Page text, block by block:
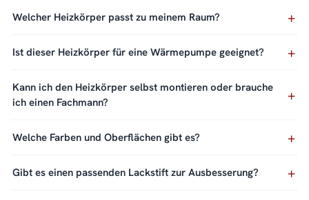
Welcher Heizkörper passt zu meinem Raum?
Ist dieser Heizkörper für eine Wärmepumpe geeignet?
Kann ich den Heizkörper selbst montieren oder brauche
ich einen Fachmann?
Welche Farben und Oberflächen gibt es?
Gibt es einen passenden Lackstift zur Ausbesserung?